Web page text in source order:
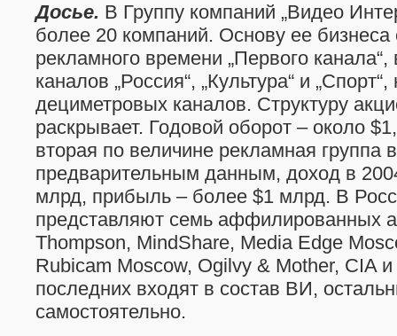
Досье. В Группу компаний „Видео
более 20 компаний. Основу ее бизнеса
рекламного времени „Первого
каналов „Россия“, „Культура“ и
дециметровых каналов. Структуру
раскрывает. Годовой оборот – около
вторая по величине рекламная группа
предварительным данным, доход в
млрд, прибыль – более $1 млрд. В
представляют семь аффилированных
Thompson, MindShare, Media Edge
Rubicam Moscow, Ogilvy & Mother, CIA
последних входят в состав ВИ,
самостоятельно.